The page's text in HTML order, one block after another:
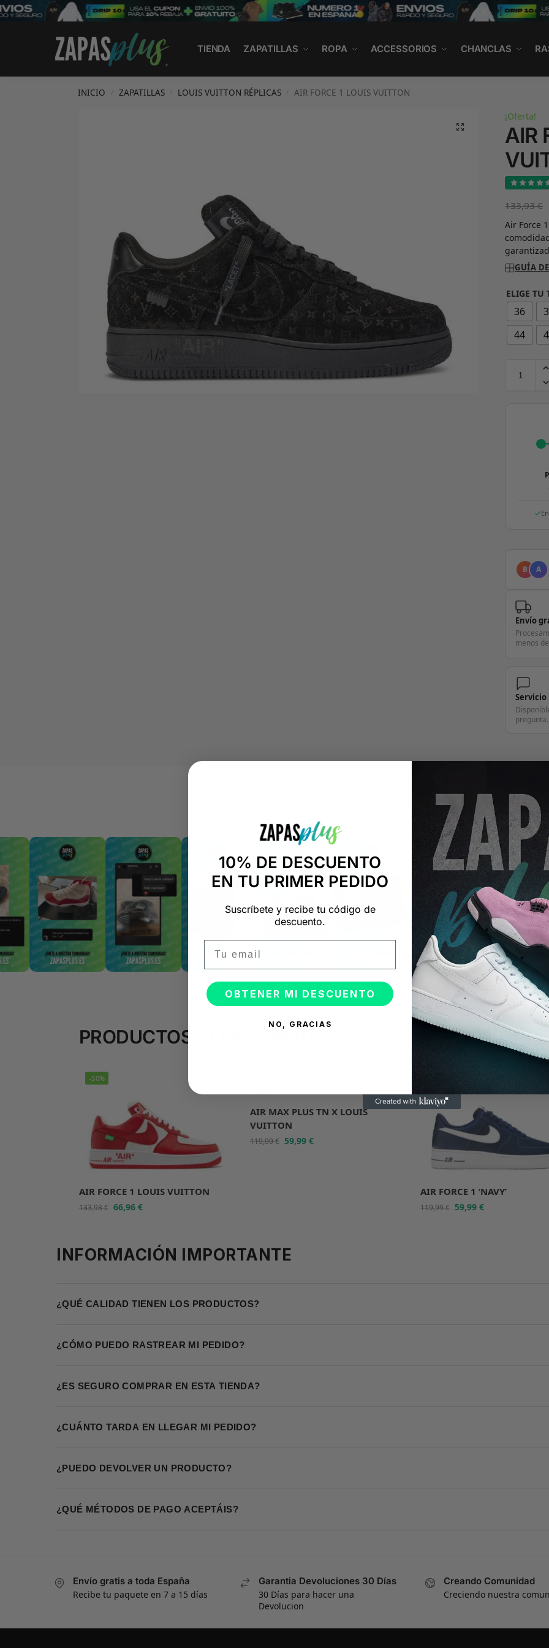
TIENDA ZAPATILLAS ROPA ACCESSORIOS CHANCLAS
Search
INICIO ZAPATILLAS LOUIS VUITTON RÉPLICAS AIR FORCE 1 LOUIS VUITTON
¡Oferta!
AIR
133,93€
Air Force
GUÍA
ELIGE TU
36
44
B A
Envío
menos
Servicio
pregunta.
+14.000 PERSONAS CONFÍAN EN
"Consulta nuestras reseñas y compruébalo tú mismo"
PRODUCTOS RELACIONADOS
-50%
AIR FORCE 1 LOUIS VUITTON
133,93€ 66,96 €
AIR MAX PLUS TN X LOUIS
VUITTON
119,99€ 59,99 €
AIR FORCE 1 ‘NAVY’
119,99€ 59,99€
INFORMACIÓN IMPORTANTE
¿QUÉ CALIDAD TIENEN LOS PRODUCTOS?
¿CÓMO PUEDO RASTREAR MI PEDIDO?
¿ES SEGURO COMPRAR EN ESTA TIENDA?
¿CUÁNTO TARDA EN LLEGAR MI PEDIDO?
¿PUEDO DEVOLVER UN PRODUCTO?
¿QUÉ MÉTODOS DE PAGO ACEPTÁIS?
Envío gratis a toda España
Recibe tu paquete en 7 a 15 días
Garantia Devoluciones 30 Días
30 Días para hacer una
Devolucion
Creando Comunidad
Creciendo nuestra
10% DE DESCUENTO
EN TU PRIMER PEDIDO
Suscríbete y recibe tu código de
descuento.
OBTENER MI DESCUENTO
NO, GRACIAS